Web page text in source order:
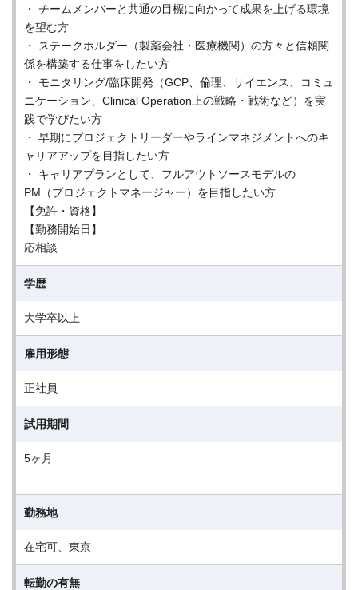
・ チームメンバーと共通の目標に向かって成果を上げる環境
を望む方
・ ステークホルダー（製薬会社・医療機関）の方々と信頼関
係を構築する仕事をしたい方
・ モニタリング/臨床開発（GCP、倫理、サイエンス、コミュ
ニケーション、Clinical Operation上の戦略・戦術など）を実
践で学びたい方
・ 早期にプロジェクトリーダーやラインマネジメントへのキ
ャリアアップを目指したい方
・ キャリアプランとして、フルアウトソースモデルの
PM（プロジェクトマネージャー）を目指したい方
【免許・資格】
【勤務開始日】
応相談
学歴
大学卒以上
雇用形態
正社員
試用期間
5ヶ月
勤務地
在宅可、東京
転勤の有無